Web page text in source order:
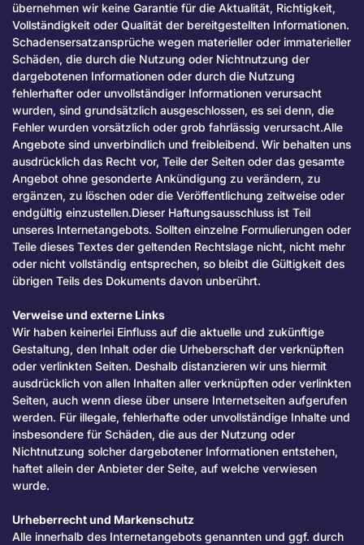
übernehmen wir keine Garantie für die Aktualität, Richtigkeit,
Vollständigkeit oder Qualität der bereitgestellten Informationen.
Schadensersatzansprüche wegen materieller oder immaterieller
Schäden, die durch die Nutzung oder Nichtnutzung der
dargebotenen Informationen oder durch die Nutzung
fehlerhafter oder unvollständiger Informationen verursacht
wurden, sind grundsätzlich ausgeschlossen, es sei denn, die
Fehler wurden vorsätzlich oder grob fahrlässig verursacht.Alle
Angebote sind unverbindlich und freibleibend. Wir behalten uns
ausdrücklich das Recht vor, Teile der Seiten oder das gesamte
Angebot ohne gesonderte Ankündigung zu verändern, zu
ergänzen, zu löschen oder die Veröffentlichung zeitweise oder
endgültig einzustellen.Dieser Haftungsausschluss ist Teil
unseres Internetangebots. Sollten einzelne Formulierungen oder
Teile dieses Textes der geltenden Rechtslage nicht, nicht mehr
oder nicht vollständig entsprechen, so bleibt die Gültigkeit des
übrigen Teils des Dokuments davon unberührt.
Verweise und externe Links
Wir haben keinerlei Einfluss auf die aktuelle und zukünftige
Gestaltung, den Inhalt oder die Urheberschaft der verknüpften
oder verlinkten Seiten. Deshalb distanzieren wir uns hiermit
ausdrücklich von allen Inhalten aller verknüpften oder verlinkten
Seiten, auch wenn diese über unsere Internetseiten aufgerufen
werden. Für illegale, fehlerhafte oder unvollständige Inhalte und
insbesondere für Schäden, die aus der Nutzung oder
Nichtnutzung solcher dargebotener Informationen entstehen,
haftet allein der Anbieter der Seite, auf welche verwiesen
wurde.
Urheberrecht und Markenschutz
Alle innerhalb des Internetangebots genannten und ggf. durch